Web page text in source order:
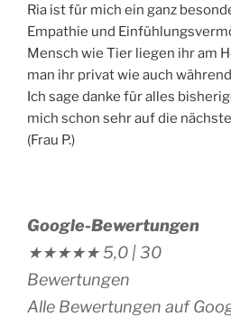
Ria ist für mich ein ganz
Empathie und
Mensch wie Tier liegen ihr am
man ihr privat wie auch
Ich sage danke für alles
mich schon sehr auf die
(Frau P.)
Google-Bewertungen
★★★★★5,0 |30
Bewertungen
Alle Bewertungen auf